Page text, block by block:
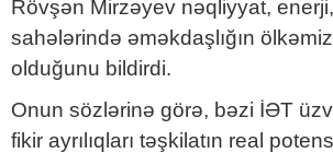
Rövşən Mirzəyev nəqliyyat,
sahələrində əməkdaşlığın
olduğunu bildirdi.
Onun sözlərinə görə, bəzi İƏT
fikir ayrılıqları təşkilatın real